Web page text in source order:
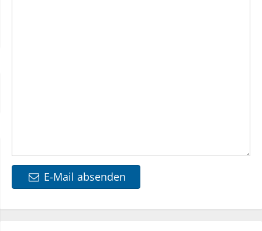
E-Mail absenden